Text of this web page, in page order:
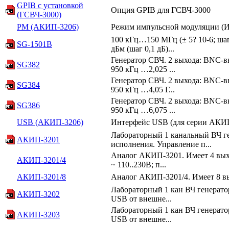
GPIB с установкой
(ГСВЧ-3000)
Опция GPIB для ГСВЧ-3000
PM (АКИП-3206)
Режим импульсной модуляции
SG-1501B
100 кГц…150 МГц (± 5? 10-6;
дБм (шаг 0,1 дБ)...
SG382
Генератор CВЧ. 2 выхода:
950 кГц …2,025 ...
SG384
Генератор CВЧ. 2 выхода:
950 кГц …4,05 Г...
SG386
Генератор CВЧ. 2 выхода:
950 кГц …6,075 ...
USB (АКИП-3206)
Интерфейс USB (для серии
АКИП-3201
Лабораторный 1 канальный ВЧ
исполнения. Управление п...
АКИП-3201/4
Аналог АКИП-3201. Имеет 4
~ 110..230В; п...
АКИП-3201/8
Аналог АКИП-3201/4. Имеет 8
АКИП-3202
Лабораторный 1 кан ВЧ
USB от внешне...
АКИП-3203
Лабораторный 1 кан ВЧ
USB от внешне...